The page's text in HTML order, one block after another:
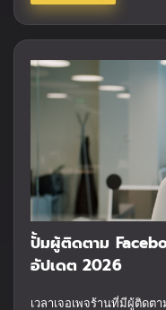
ปั้มผู้ติดตาม
อัปเดต 2026
เวลาเจอเพจร้านที่มีผู้ติดต